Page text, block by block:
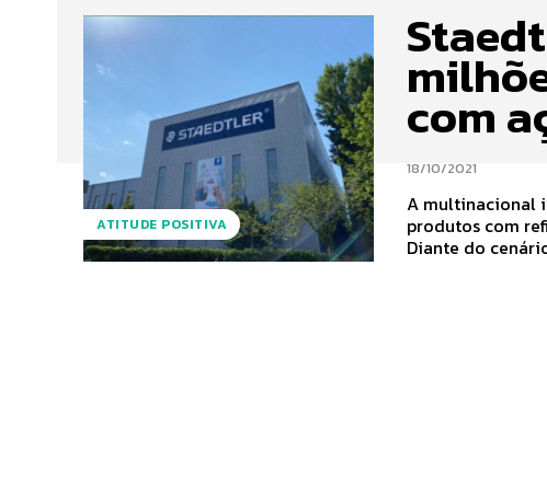
ATITUDE POSITIVA
com
18/10/2021
A multinacional
produtos com
Diante do